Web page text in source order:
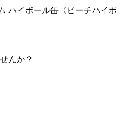
ハイボール缶〈ピーチハイボ
んか？